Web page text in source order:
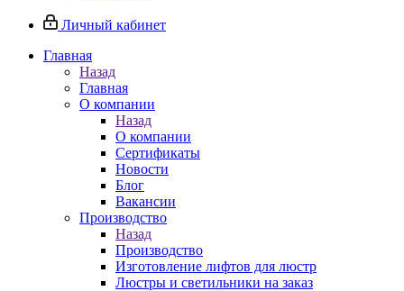
Личный кабинет
Главная
Назад
Главная
О компании
Назад
О компании
Сертификаты
Новости
Блог
Вакансии
Производство
Назад
Производство
Изготовление лифтов для люстр
Люстры и светильники на заказ